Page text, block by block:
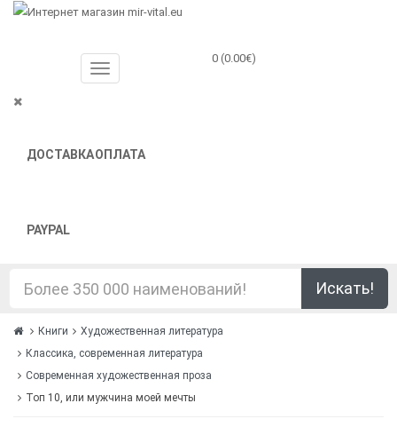
ДОСТАВКАОПЛАТА
PAYPAL
0 (0.00€)
Искать!
Книги
Художественная литература
Классика, современная литература
Современная художественная проза
Топ 10, или мужчина моей мечты